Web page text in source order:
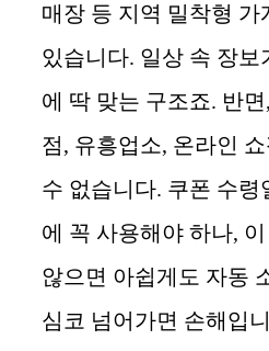
매장 등 지역 밀착형 가
있습니다. 일상 속 장보
에 딱 맞는 구조죠. 반
점, 유흥업소, 온라인
수 없습니다. 쿠폰 수령
에 꼭 사용해야 하나,
않으면 아쉽게도 자동
심코 넘어가면 손해입